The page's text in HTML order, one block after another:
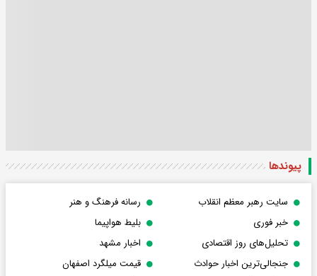
پیوندها
سایت رهبر معظم انقلاب
رسانه فرهنگ و هنر
خبر فوری
بلیط هواپیما
تحلیل‌های روز اقتصادی
اخبار مشهد
جنجالی‌ترین اخبار حوادث
قیمت میلگرد اصفهان